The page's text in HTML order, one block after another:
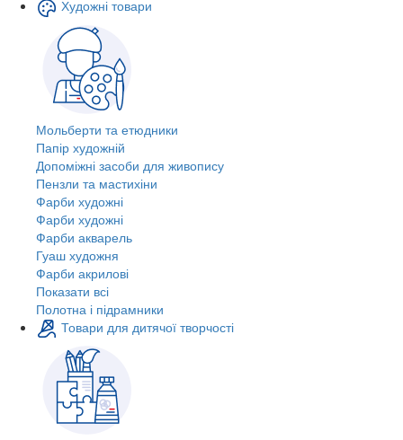
Художні товари
Мольберти та етюдники
Папір художній
Допоміжні засоби для живопису
Пензли та мастихіни
Фарби художні
Фарби художні
Фарби акварель
Гуаш художня
Фарби акрилові
Показати всі
Полотна і підрамники
Товари для дитячої творчості